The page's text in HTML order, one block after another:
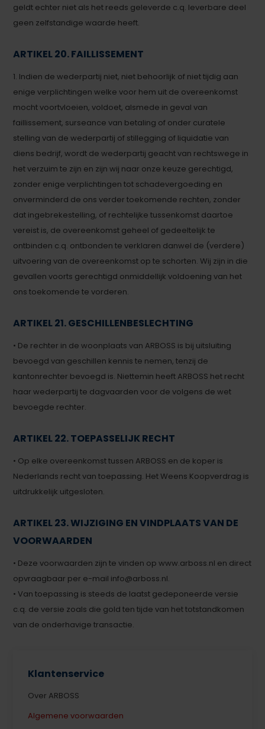
Klantenservice
Over ARBOSS
Algemene voorwaarden
geldt echter niet als het reeds geleverde c.q. leverbare deel
geen zelfstandige waarde heeft.
ARTIKEL 20. FAILLISSEMENT
1. Indien de wederpartij niet, niet behoorlijk of niet tijdig aan
enige verplichtingen welke voor hem uit de overeenkomst
mocht voortvloeien, voldoet, alsmede in geval van
faillissement, surseance van betaling of onder curatele
stelling van de wederpartij of stillegging of liquidatie van
diens bedrijf, wordt de wederpartij geacht van rechtswege in
het verzuim te zijn en zijn wij naar onze keuze gerechtigd,
zonder enige verplichtingen tot schadevergoeding en
onverminderd de ons verder toekomende rechten, zonder
dat ingebrekestelling, of rechtelijke tussenkomst daartoe
vereist is, de overeenkomst geheel of gedeeltelijk te
ontbinden c.q. ontbonden te verklaren danwel de (verdere)
uitvoering van de overeenkomst op te schorten. Wij zijn in die
gevallen voorts gerechtigd onmiddellijk voldoening van het
ons toekomende te vorderen.
ARTIKEL 21. GESCHILLENBESLECHTING
• De rechter in de woonplaats van ARBOSS is bij uitsluiting
bevoegd van geschillen kennis te nemen, tenzij de
kantonrechter bevoegd is. Niettemin heeft ARBOSS het recht
haar wederpartij te dagvaarden voor de volgens de wet
bevoegde rechter.
ARTIKEL 22. TOEPASSELIJK RECHT
• Op elke overeenkomst tussen ARBOSS en de koper is
Nederlands recht van toepassing. Het Weens Koopverdrag is
uitdrukkelijk uitgesloten.
ARTIKEL 23. WIJZIGING EN VINDPLAATS VAN DE
VOORWAARDEN
• Deze voorwaarden zijn te vinden op www.arboss.nl en direct
opvraagbaar per e-mail info@arboss.nl.
• Van toepassing is steeds de laatst gedeponeerde versie
c.q. de versie zoals die gold ten tijde van het totstandkomen
van de onderhavige transactie.